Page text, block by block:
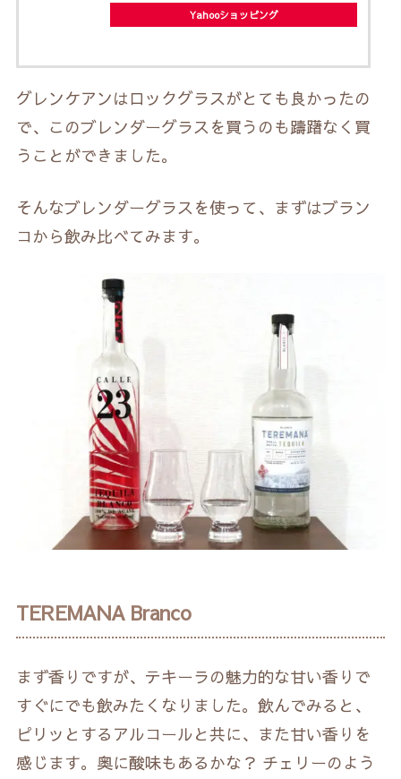
Yahooショッピング
グレンケアンはロックグラスがとても良かったの
で、このブレンダーグラスを買うのも躊躇なく買
うことができました。
そんなブレンダーグラスを使って、まずはブラン
コから飲み比べてみます。
TEREMANA Branco
まず香りですが、テキーラの魅力的な甘い香りで
すぐにでも飲みたくなりました。飲んでみると、
ピリッとするアルコールと共に、また甘い香りを
感じます。奥に酸味もあるかな？ チェリーのよう